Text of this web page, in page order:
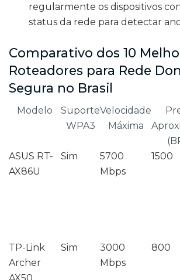
regularmente os dispositivos
status da rede para detectar
Comparativo dos 10
Roteadores para Rede
Segura no Brasil
Modelo
Suporte
WPA3
Velocidade
Máxima
ASUS RT-
AX86U
Sim
5700
Mbps
1500
TP-Link
Archer
AX50
Sim
3000
Mbps
800